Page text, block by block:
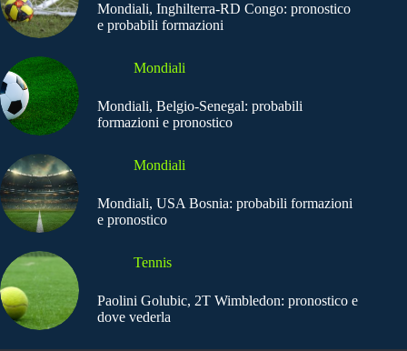
Mondiali, Inghilterra-RD Congo: pronostico
e probabili formazioni
Mondiali
Mondiali, Belgio-Senegal: probabili
formazioni e pronostico
Mondiali
Mondiali, USA Bosnia: probabili formazioni
e pronostico
Tennis
Paolini Golubic, 2T Wimbledon: pronostico e
dove vederla